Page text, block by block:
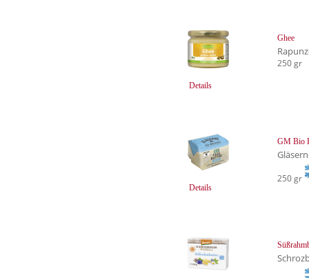
Details
Ghee
250 gr
Details
GM Bio
250 gr